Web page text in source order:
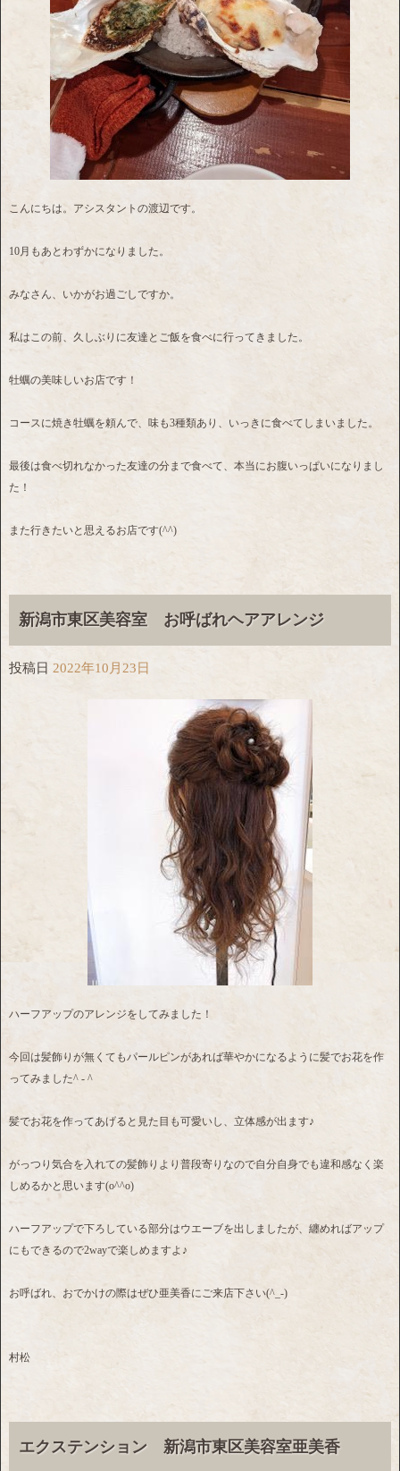
こんにちは。アシスタントの渡辺です。
10月もあとわずかになりました。
みなさん、いかがお過ごしですか。
私はこの前、久しぶりに友達とご飯を食べに行ってきました。
牡蠣の美味しいお店です！
コースに焼き牡蠣を頼んで、味も3種類あり、いっきに食べてしまいました。
最後は食べ切れなかった友達の分まで食べて、本当にお腹いっぱいになりまし
た！
また行きたいと思えるお店です(^^)
新潟市東区美容室 お呼ばれヘアアレンジ
投稿日 2022年10月23日
ハーフアップのアレンジをしてみました！
今回は髪飾りが無くてもパールピンがあれば華やかになるように髪でお花を作
ってみました^ - ^
髪でお花を作ってあげると見た目も可愛いし、立体感が出ます♪
がっつり気合を入れての髪飾りより普段寄りなので自分自身でも違和感なく楽
しめるかと思います(o^^o)
ハーフアップで下ろしている部分はウエーブを出しましたが、纏めればアップ
にもできるので2wayで楽しめますよ♪
お呼ばれ、おでかけの際はぜひ亜美香にご来店下さい(^_-)
村松
エクステンション 新潟市東区美容室亜美香